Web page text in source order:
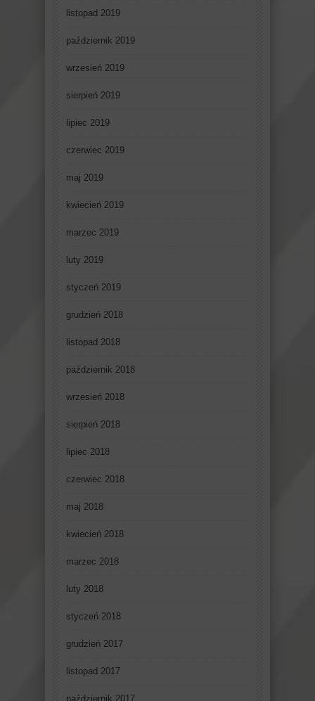
listopad 2019
październik 2019
wrzesień 2019
sierpień 2019
lipiec 2019
czerwiec 2019
maj 2019
kwiecień 2019
marzec 2019
luty 2019
styczeń 2019
grudzień 2018
listopad 2018
październik 2018
wrzesień 2018
sierpień 2018
lipiec 2018
czerwiec 2018
maj 2018
kwiecień 2018
marzec 2018
luty 2018
styczeń 2018
grudzień 2017
listopad 2017
październik 2017